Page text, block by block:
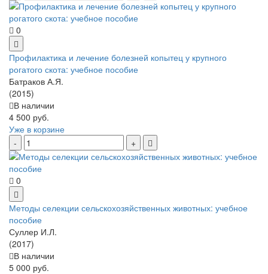
0
Профилактика и лечение болезней копытец у крупного
рогатого скота: учебное пособие
Батраков А.Я.
(2015)
В наличии
4 500 руб.
Уже в корзине
0
Методы селекции сельскохозяйственных животных: учебное
пособие
Суллер И.Л.
(2017)
В наличии
5 000 руб.